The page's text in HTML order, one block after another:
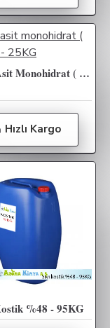
Sitrik Asit Monohidrat ( E 330 ) - 25KG
Hızlı Kargo
%48 - 95KG